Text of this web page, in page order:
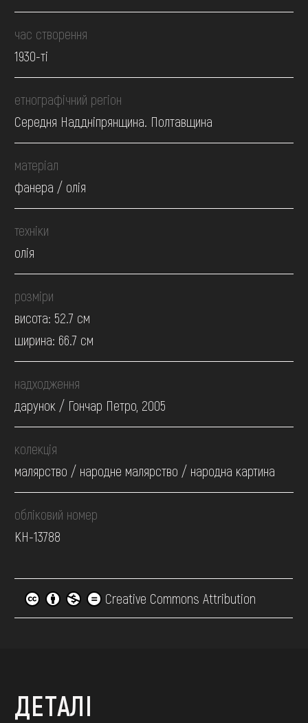
час створення
1930-ті
етнографічний регіон
Середня Наддніпрянщина. Полтавщина
матеріал
фанера / олія
техніки
олія
розміри
висота: 52.7 см
ширина: 66.7 см
надходження
дарунок / Гончар Петро, 2005
колекція
малярство / народне малярство / народна картина
обліковий номер
КН-13788
Creative Commons Attribution
ДЕТАЛІ